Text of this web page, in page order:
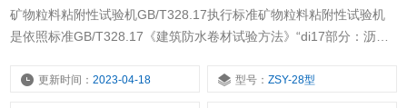
矿物粒料粘附性试验机GB/T328.17执行标准矿物粒料粘附性试验机
是依照标准GB/T328.17《建筑防水卷材试验方法》“di17部分：沥青
下，将被测矿物卷材试件刷洗至标准要求，以备矿物料粘附性的测
更新时间：2023-04-18 型号：ZSY-28型